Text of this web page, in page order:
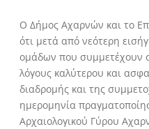
Ο Δήμος Αχαρνών και το
ότι μετά από νεότερη
ομάδων που συμμετέχουν
λόγους καλύτερου και
διαδρομής και της
ημερομηνία
Αρχαιολογικού Γύρου